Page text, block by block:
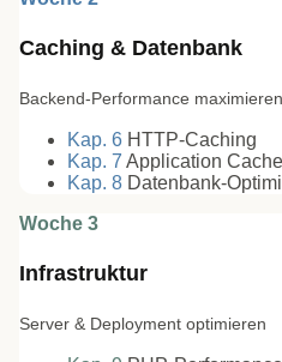
Caching & Datenbank
Backend-Performance maximieren
Kap. 6 HTTP-Caching
Kap. 7 Application Cache
Kap. 8 Datenbank-
Woche 3
Infrastruktur
Server & Deployment optimieren